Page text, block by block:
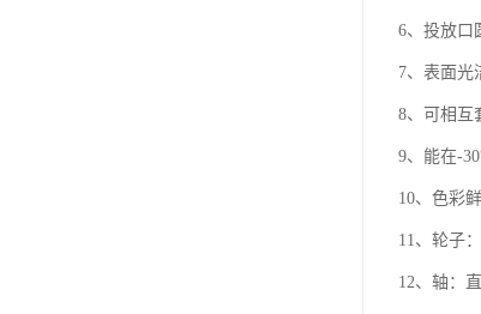
6、投放口
7、表面光
8、可相
9、能在-
10、色彩
11、轮子
12、轴：